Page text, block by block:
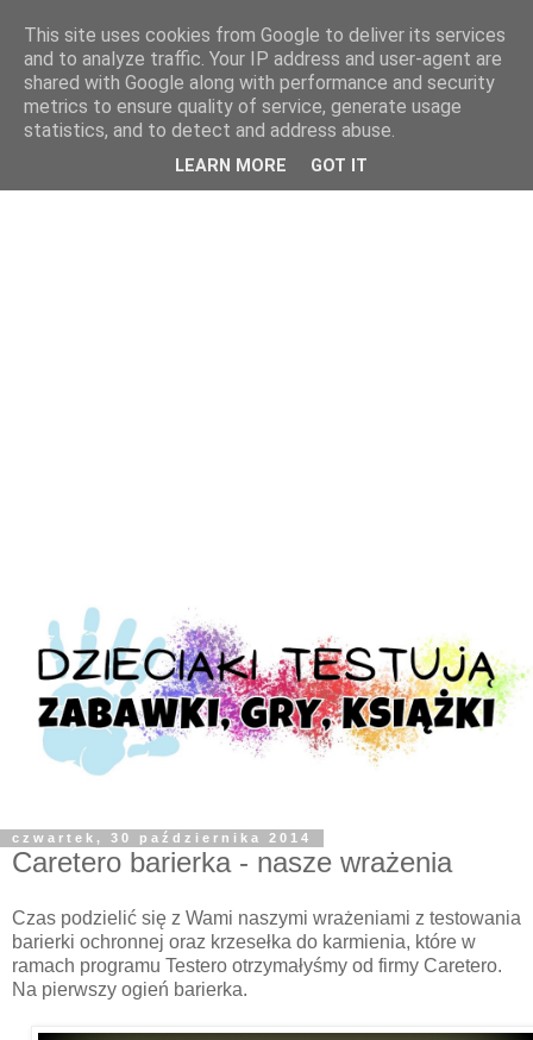
czwartek, 30 października 2014
Caretero barierka - nasze wrażenia
Czas podzielić się z Wami naszymi wrażeniami z testowania
barierki ochronnej oraz krzesełka do karmienia, które w
ramach programu Testero otrzymałyśmy od firmy Caretero.
Na pierwszy ogień barierka.
This site uses cookies from Google to deliver its services
and to analyze traffic. Your IP address and user-agent are
shared with Google along with performance and security
metrics to ensure quality of service, generate usage
statistics, and to detect and address abuse.
LEARN MORE GOT IT